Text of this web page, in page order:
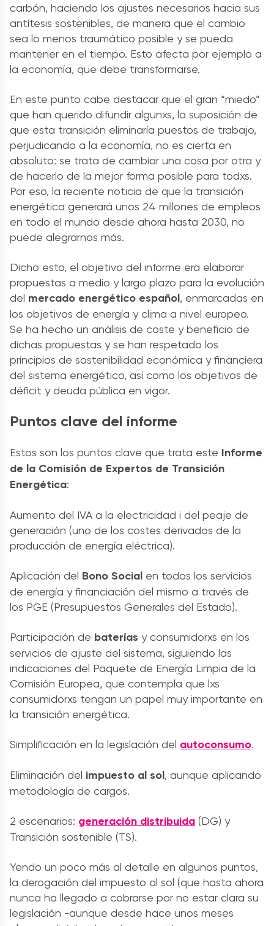
carbón, haciendo los ajustes necesarios hacia sus
antítesis sostenibles, de manera que el cambio
sea lo menos traumático posible y se pueda
mantener en el tiempo. Esto afecta por ejemplo a
la economía, que debe transformarse.
En este punto cabe destacar que el gran “miedo”
que han querido difundir algunxs, la suposición de
que esta transición eliminaría puestos de trabajo,
perjudicando a la economía, no es cierta en
absoluto: se trata de cambiar una cosa por otra y
de hacerlo de la mejor forma posible para todxs.
Por eso, la reciente noticia de que la transición
energética generará unos 24 millones de empleos
en todo el mundo desde ahora hasta 2030, no
puede alegrarnos más.
Dicho esto, el objetivo del informe era elaborar
propuestas a medio y largo plazo para la evolución
del mercado energético español, enmarcadas en
los objetivos de energía y clima a nivel europeo.
Se ha hecho un análisis de coste y beneficio de
dichas propuestas y se han respetado los
principios de sostenibilidad económica y financiera
del sistema energético, así como los objetivos de
déficit y deuda pública en vigor.
Puntos clave del informe
Estos son los puntos clave que trata este Informe
de la Comisión de Expertos de Transición
Energética:
Aumento del IVA a la electricidad i del peaje de
generación (uno de los costes derivados de la
producción de energía eléctrica).
Aplicación del Bono Social en todos los servicios
de energía y financiación del mismo a través de
los PGE (Presupuestos Generales del Estado).
Participación de baterías y consumidorxs en los
servicios de ajuste del sistema, siguiendo las
indicaciones del Paquete de Energía Limpia de la
Comisión Europea, que contempla que lxs
consumidorxs tengan un papel muy importante en
la transición energética.
Simplificación en la legislación del autoconsumo.
Eliminación del impuesto al sol, aunque aplicando
metodología de cargos.
2 escenarios: generación distribuida (DG) y
Transición sostenible (TS).
Yendo un poco más al detalle en algunos puntos,
la derogación del impuesto al sol (que hasta ahora
nunca ha llegado a cobrarse por no estar clara su
legislación -aunque desde hace unos meses